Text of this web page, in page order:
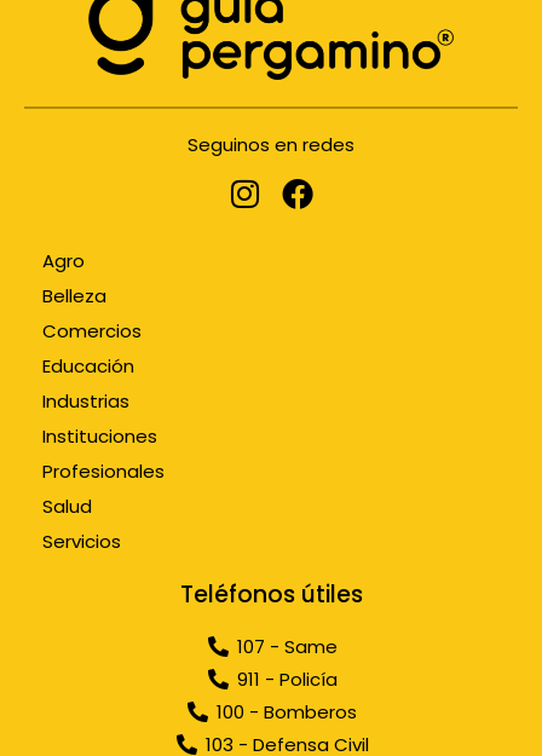
Seguinos en redes
Agro
Belleza
Comercios
Educación
Industrias
Instituciones
Profesionales
Salud
Servicios
Teléfonos útiles
107 - Same
911 - Policía
100 - Bomberos
103 - Defensa Civil